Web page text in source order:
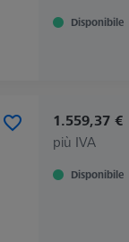
Disponibile
1.559,37 €
più IVA
Disponibile